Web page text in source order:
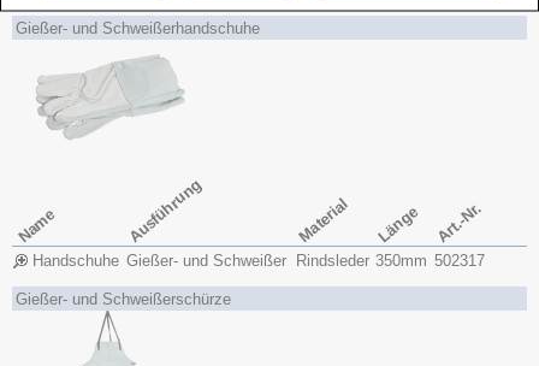
Gießer- und Schweißerhandschuhe
Name Ausführung Material Länge Art.-Nr.
Handschuhe Gießer- und Schweißer Rindsleder 350mm 502317
Gießer- und Schweißerschürze